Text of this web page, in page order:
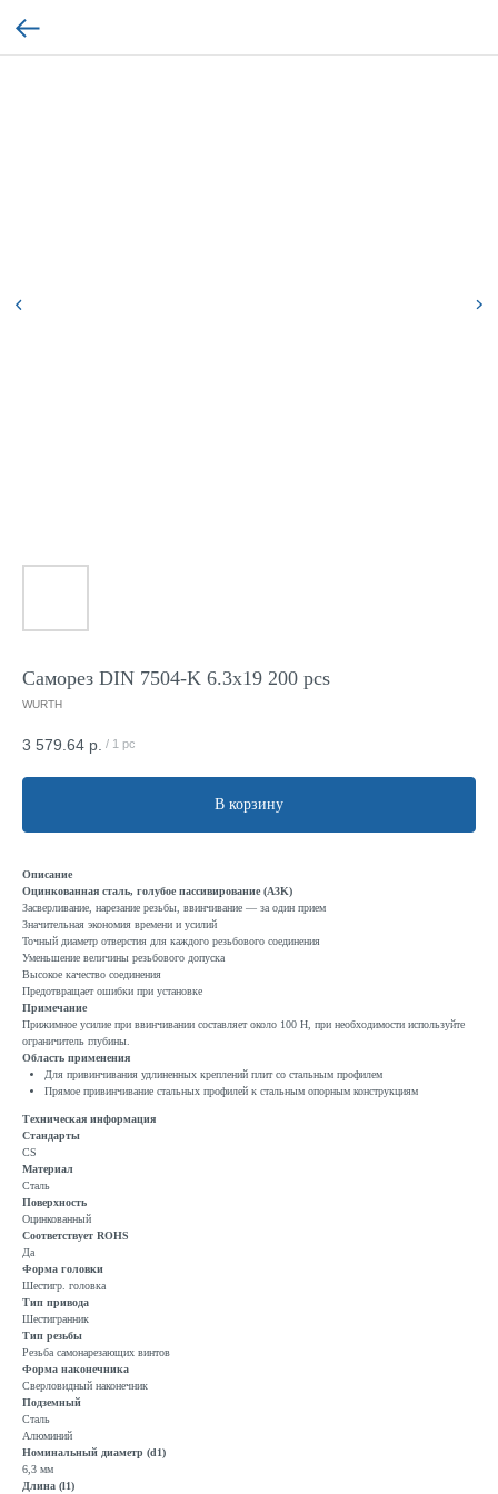
Саморез DIN 7504-K 6.3x19 200 pcs
WURTH
3 579.64 р. / 1 pc
В корзину
Описание
Оцинкованная сталь, голубое пассивирование (A3K)
Засверливание, нарезание резьбы, ввинчивание — за один прием
Значительная экономия времени и усилий
Точный диаметр отверстия для каждого резьбового соединения
Уменьшение величины резьбового допуска
Высокое качество соединения
Предотвращает ошибки при установке
Примечание
Прижимное усилие при ввинчивании составляет около 100 Н, при необходимости используйте
ограничитель глубины.
Область применения
Для привинчивания удлиненных креплений плит со стальным профилем
Прямое привинчивание стальных профилей к стальным опорным конструкциям
Техническая информация
Стандарты
CS
Материал
Сталь
Поверхность
Оцинкованный
Соответствует ROHS
Да
Форма головки
Шестигр. головка
Тип привода
Шестигранник
Тип резьбы
Резьба самонарезающих винтов
Форма наконечника
Сверловидный наконечник
Подземный
Сталь
Алюминий
Номинальный диаметр (d1)
6,3 мм
Длина (l1)